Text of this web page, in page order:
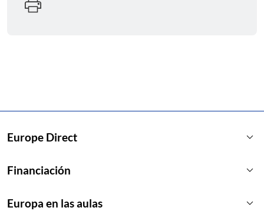
Europe Direct keyboard_arrow_down
Financiación keyboard_arrow_down
Europa en las aulas keyboard_arrow_down